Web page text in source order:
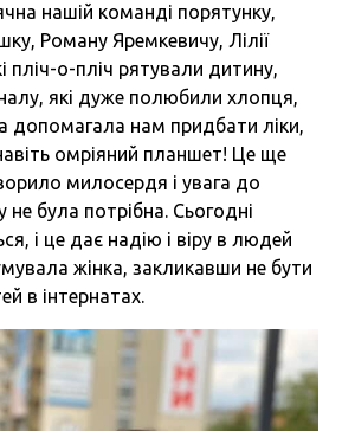
нашій команді порятунку,
Роману Яремкевичу, Лілії
пліч-о-пліч рятували дитину,
які дуже полюбили хлопця,
допомагала нам придбати ліки,
омріяний планшет! Це ще
милосердя і увага до
не була потрібна. Сьогодні
і це дає надію і віру в людей
жінка, закликавши не бути
в інтернатах.